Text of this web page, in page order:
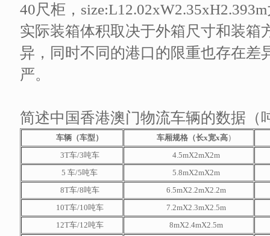
40尺柜，
实际装箱体积取决于外箱尺寸和装箱
异，同时不同的港口的限重也存在差
严。
简述中国香港澳门物流车辆的数据（
车辆（车型） 车厢规格（长x宽x高）
3T车/3吨车
4.5mX2mX2m
5 车/5吨车
5.8mX2mX2m
8T车/8吨车
6.5mX2.2mX2.2m
10T车/10吨车
7.2mX2.3mX2.5m
12T车/12吨车
8mX2.4mX2.5m